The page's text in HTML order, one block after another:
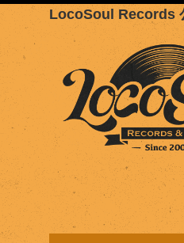
LocoSoul Records